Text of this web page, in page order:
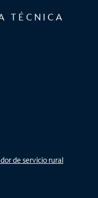
TÉCNICA
de servicio rural